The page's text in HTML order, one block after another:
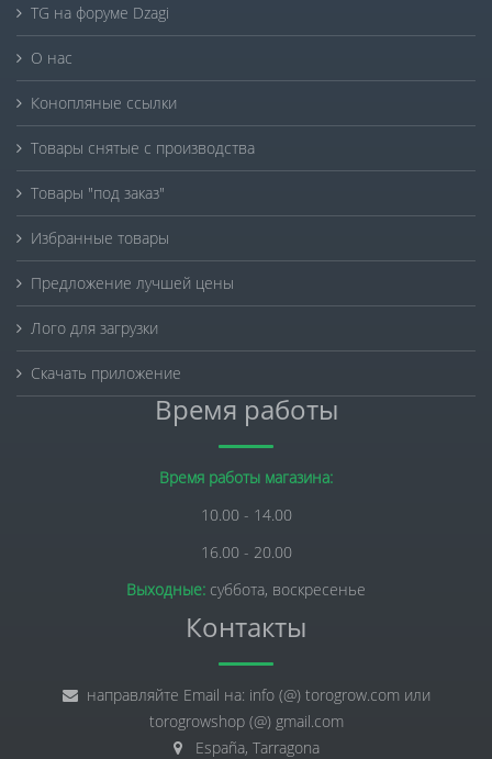
TG на форуме Dzagi
О нас
Конопляные ссылки
Товары снятые с производства
Товары "под заказ"
Избранные товары
Предложение лучшей цены
Лого для загрузки
Скачать приложение
Время работы
Время работы магазина:
10.00 - 14.00
16.00 - 20.00
Выходные: суббота, воскресенье
Контакты
направляйте Email на: info (@) torogrow.com или
torogrowshop (@) gmail.com
España, Tarragona